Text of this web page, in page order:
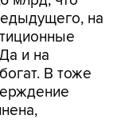
на
и на
В тоже